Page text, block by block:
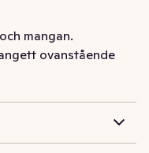
mangan.
ovanstående